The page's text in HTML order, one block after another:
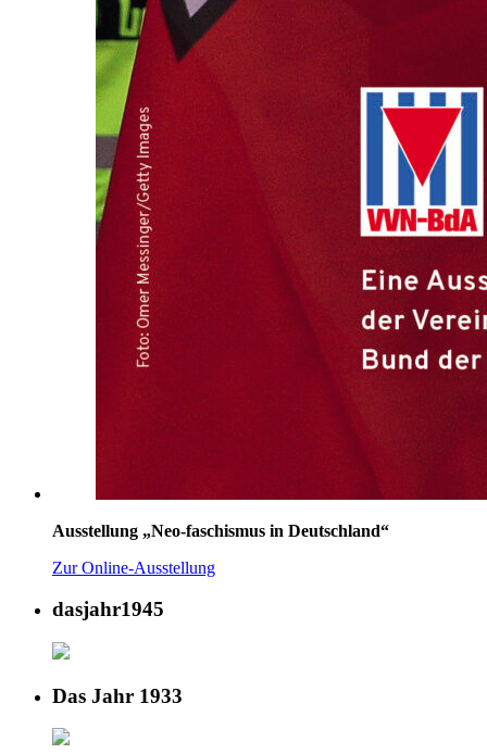
Ausstellung „Neo-faschismus in Deutschland“
Zur Online-Ausstellung
dasjahr1945
Das Jahr 1933